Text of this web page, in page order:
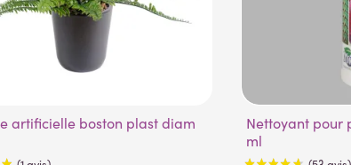
Nettoyant pour plantes artificielles 500
ml